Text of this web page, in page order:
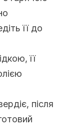
її до
її
після